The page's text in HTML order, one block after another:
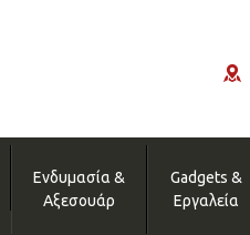
Ενδυμασία &
Αξεσουάρ
Gadgets &
Εργαλεία